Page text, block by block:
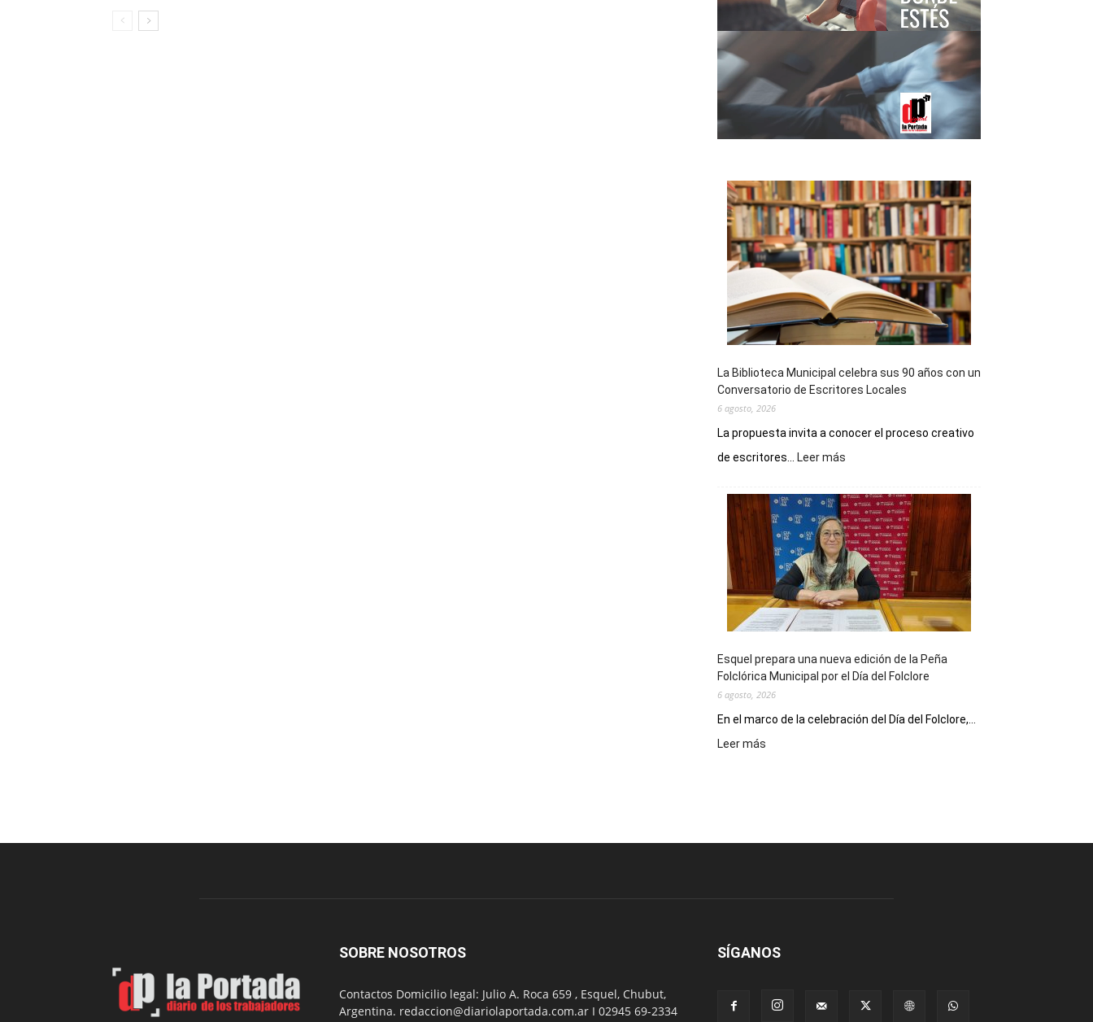
La Biblioteca Municipal celebra sus 90 años con un
Conversatorio de Escritores Locales
6 agosto, 2026
La propuesta invita a conocer el proceso creativo
de escritores...
Leer más
Municipal
celebra
sus
90
años
con
un
Conversatorio
Escritores
Locales
Esquel prepara una nueva edición de la Peña
Folclórica Municipal por el Día del Folclore
6 agosto, 2026
En el marco de la celebración del Día del Folclore,...
Leer más
de
el
Folclore
SOBRE NOSOTROS
Contactos Domicilio legal: Julio A. Roca 659 , Esquel, Chubut,
Argentina. redaccion@diariolaportada.com.ar I 02945 69-2334
SÍGANOS